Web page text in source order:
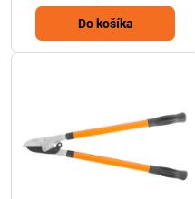
Do košíka